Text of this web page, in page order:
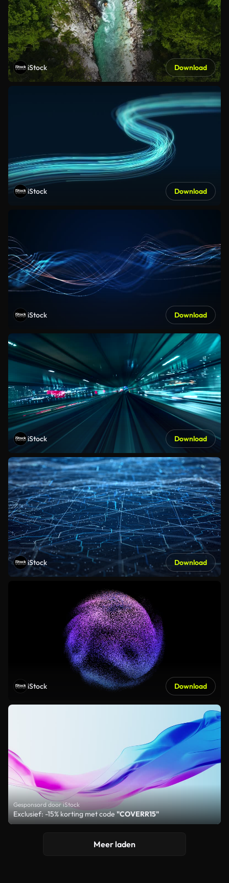
iStock Download
iStock Download
iStock Download
iStock Download
iStock Download
iStock Download
Gesponsord door iStock
Exclusief: -15% korting met code"COVERR15"
Meer laden